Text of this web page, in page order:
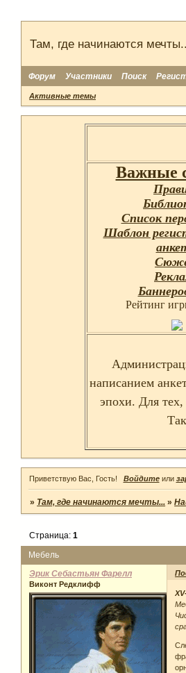
Там, где начинаются
Форум Участники Поиск
Активные темы
Важные
Список
Шаблон
Рейтинг
написанием
эпохи. Для
Приветствую Вас, Гость! Войдитеили
» Там, где начинаются мечты... »
Мебель
Страница:1
Эрик Себастьян Фарелл
Виконт Редклифф